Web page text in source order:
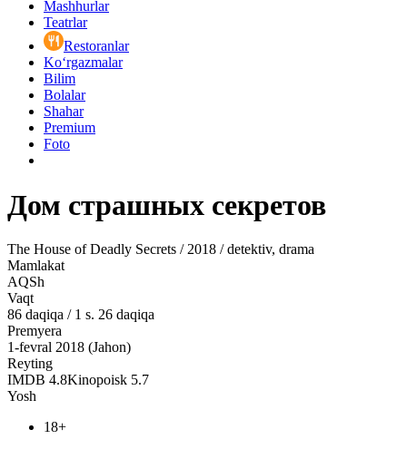
Mashhurlar
Teatrlar
Restoranlar
Ko‘rgazmalar
Bilim
Bolalar
Shahar
Premium
Foto
Дом страшных секретов
The House of Deadly Secrets / 2018 / detektiv, drama
Mamlakat
AQSh
Vaqt
86 daqiqa / 1 s. 26 daqiqa
Premyera
1-fevral 2018 (Jahon)
Reyting
IMDB 4.8Kinopoisk 5.7
Yosh
18+